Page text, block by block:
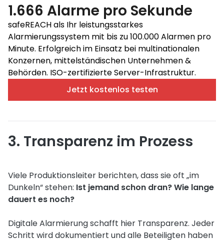
1.666 Alarme pro Sekunde
safeREACH als Ihr leistungsstarkes
Alarmierungssystem mit bis zu 100.000 Alarmen pro
Minute. Erfolgreich im Einsatz bei multinationalen
Konzernen, mittelständischen Unternehmen &
Behörden. ISO-zertifizierte Server-Infrastruktur.
Jetzt kostenlos testen
3. Transparenz im Prozess
Viele Produktionsleiter berichten, dass sie oft „im
Dunkeln“ stehen: Ist jemand schon dran? Wie lange
dauert es noch?
Digitale Alarmierung schafft hier Transparenz. Jeder
Schritt wird dokumentiert und alle Beteiligten haben